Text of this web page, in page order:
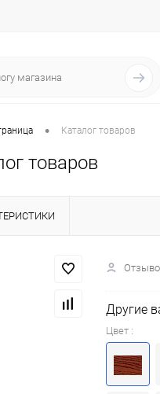
• Каталог товаров
товаров
Другие
Цвет :